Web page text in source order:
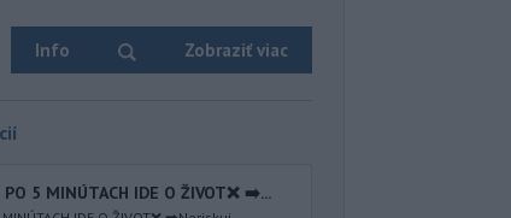
Info Zobraziť viac
PO 5 MINÚTACH IDE O ŽIVOT❌ ➡️...